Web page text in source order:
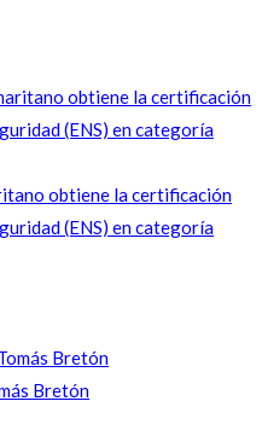
obtiene la certificación
(ENS) en categoría
Bretón